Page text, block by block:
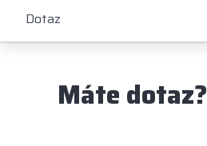
Dotaz
Máte dotaz?